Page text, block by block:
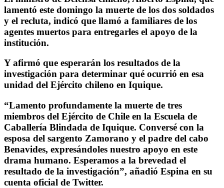
lamentó este domingo la muerte de los dos soldados
y el recluta, indicó que llamó a familiares de los
agentes muertos para entregarles el apoyo de la
institución.
Y afirmó que esperarán los resultados de la
investigación para determinar qué ocurrió en esa
unidad del Ejército chileno en Iquique.
“Lamento profundamente la muerte de tres
miembros del Ejército de Chile en la Escuela de
Caballería Blindada de Iquique. Conversé con la
esposa del sargento Zamorano y el padre del cabo
Benavides, expresándoles nuestro apoyo en este
drama humano. Esperamos a la brevedad el
resultado de la investigación”, añadió Espina en su
cuenta oficial de Twitter.